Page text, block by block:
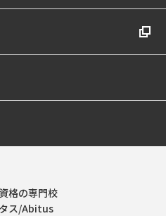
格の専門校
ス/Abitus